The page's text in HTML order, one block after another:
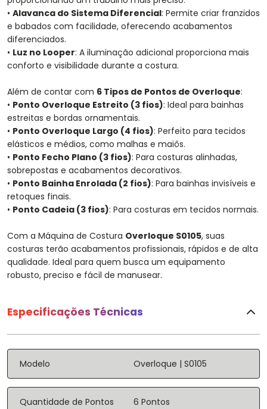
• Alavanca do Sistema Diferencial: Permite criar franzidos
e babados com facilidade, oferecendo acabamentos
diferenciados.
• Luz no Looper: A iluminação adicional proporciona mais
conforto e visibilidade durante a costura.
Além de contar com 6 Tipos de Pontos de Overloque:
• Ponto Overloque Estreito (3 fios): Ideal para bainhas
estreitas e bordas ornamentais.
• Ponto Overloque Largo (4 fios): Perfeito para tecidos
elásticos e médios, como malhas e maiôs.
• Ponto Fecho Plano (3 fios): Para costuras alinhadas,
sobrepostas e acabamentos decorativos.
• Ponto Bainha Enrolada (2 fios): Para bainhas invisíveis e
retoques finais.
• Ponto Cadeia (3 fios): Para costuras em tecidos normais.
Com a Máquina de Costura Overloque S0105, suas
costuras terão acabamentos profissionais, rápidos e de alta
qualidade. Ideal para quem busca um equipamento
robusto, preciso e fácil de manusear.
Especificações Técnicas
Modelo Overloque | S0105
Quantidade de Pontos 6 Pontos